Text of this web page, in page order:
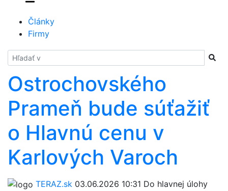
Články
Firmy
Hladať
Ostrochovského
Prameň bude súťažiť
o Hlavnú cenu v
Karlových Varoch
TERAZ.sk 03.06.2026 10:31 Do hlavnej úlohy